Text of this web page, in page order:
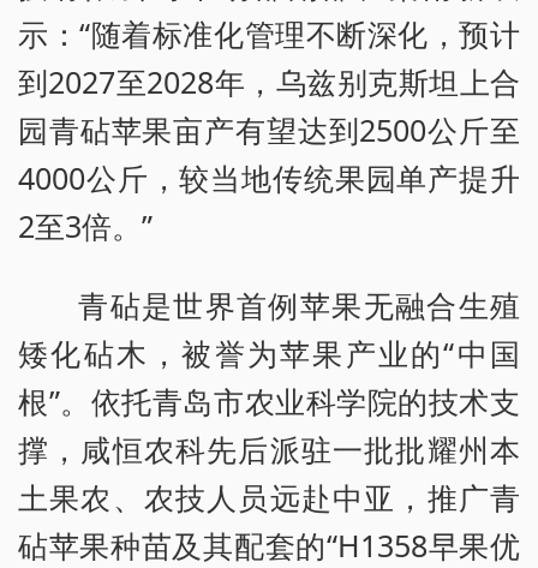
示：“随着标准化管理不断深化，预计
到2027至2028年，乌兹别克斯坦上合
园青砧苹果亩产有望达到2500公斤至
4000公斤，较当地传统果园单产提升
2至3倍。”
青砧是世界首例苹果无融合生殖
矮化砧木，被誉为苹果产业的“中国
根”。依托青岛市农业科学院的技术支
撑，咸恒农科先后派驻一批批耀州本
土果农、农技人员远赴中亚，推广青
砧苹果种苗及其配套的“H1358早果优